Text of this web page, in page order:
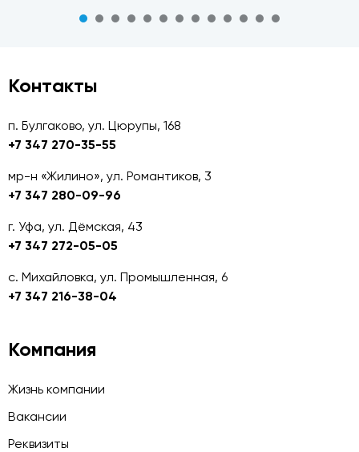
Контакты
п. Булгаково, ул. Цюрупы, 168
+7 347 270-35-55
мр-н «Жилино», ул. Романтиков, 3
+7 347 280-09-96
г. Уфа, ул. Дёмская, 43
+7 347 272-05-05
с. Михайловка, ул. Промышленная, 6
+7 347 216-38-04
Компания
Жизнь компании
Вакансии
Реквизиты